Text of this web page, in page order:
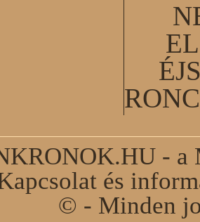
- a
és
© - Minden